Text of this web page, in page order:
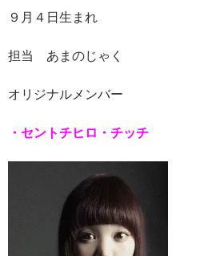
９月４日生まれ
担当 あまのじゃく
オリジナルメンバー
・セントチヒロ・チッチ